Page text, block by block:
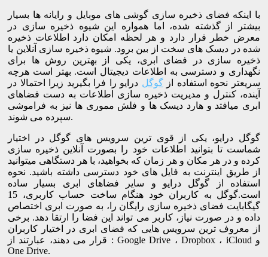
با اینکه فضای ذخیره سازی گوشی های موبایل و رایانه ها بسیار
بیشتر از گذشته شده، اما همواره این شیوه ذخیره سازی در
معرض خطر قرار دارد و هر لحظه امکان دارد اطلاعات ذخیره
شده در دیسک های سخت از بین برود. شیوه ذخیره سازی آنلاین یا
ذخیره سازی در فضای ابری، یکی از بهترین روش ها برای
نگهداری و دسترسی به اطلاعات دیجیتال است. بهتر است هرچه
سریعتر نحوه استفاده ازگوگل درایو را فرا بگیرید زیرا احتمالا در
آینده، کنترل و مدیریت ذخیره سازی اطلاعات به دست فضاهای
ابری میافتد و هارد دیسک ها و فلش مموری ها نیز به فراموشی
سپرده می شوند.
گوگل درایو، یکی از قوی ترین سرویس های گوگل در اختیار
شماست تا بتوانید اطلاعات خود را بصورت آنلاین ذخیره سازی
کرده و در هر مکان و هر زمان که بخواهید، با هر دستگاهی میتوانید
از طریق اینترنت به فایل های خود دسترسی داشته باشید. نحوه
استفاده از گوگل درایو و سایر فضاهای ابری بسیار ساده
است.گوگل به کاربران خود هنگام ساخت حساب کاربری، 15
گیگابایت فضای ذخیره سازی رایگان را، به صورت ابری اختصاص
داده و در صورت نیاز، کاربر می تواند این فضا را ارتقا دهد. برخی
از معروف ترین سرویس هایی که فضای ابری در اختیار کاربران
قرار می دهند، عبارتند از : Google Drive ، Dropbox ، iCloud و
One Drive.